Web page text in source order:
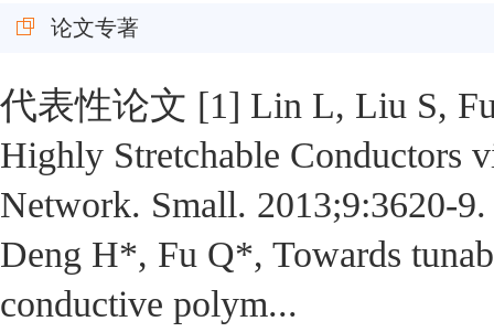
论文专著
代表性论文 [1] Lin L, Liu S,
Highly Stretchable Conductors
Network. Small. 2013;9:3620-
Deng H*, Fu Q*, Towards
conductive polym...